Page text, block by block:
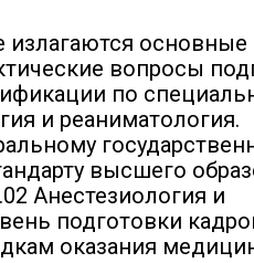
излагаются основные
вопросы
по
и реаниматология.
высшего
Анестезиология и
подготовки
оказания